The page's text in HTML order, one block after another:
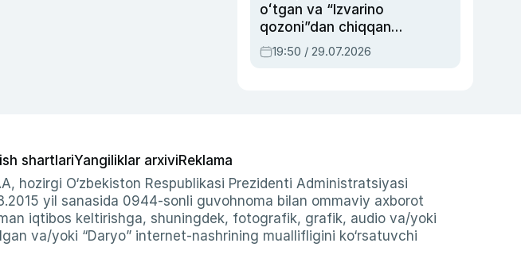
oʻtgan va “Izvarino
qozoni”dan chiqqan
qahramon — Ukraina
armiyasi bosh
19:50 / 29.07.2026
shartlariYangiliklar arxiviReklama
hozirgi O‘zbekiston Respublikasi Prezidenti Administratsiyasi
yil sanasida 0944-sonli guvohnoma bilan ommaviy axborot
iqtibos keltirishga, shuningdek, fotografik, grafik, audio va/yoki
va/yoki “Daryo” internet-nashrining muallifligini ko‘rsatuvchi